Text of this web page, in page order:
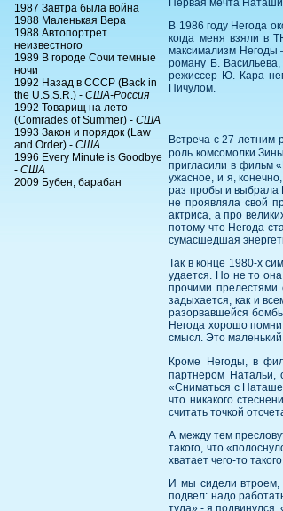
1987 Завтра была война
1988 Маленькая Вера
1988 Автопортрет
неизвестного
1989 В городе Сочи темные
ночи
1992 Назад в СССР (Back in
the U.S.S.R.) -США-Россия
1992 Товарищ на лето
(Comrades of Summer) -США
1993 Закон и порядок (Law
and Order) -США
1996 Every Minute is Goodbye
-США
2009 Бубен, барабан
Первая мечта
В 1986 году Негода
когда меня взяли в
максимализм Негоды
роману Б.
режиссер Ю. Кара
Пичулом.
Встреча с 27-летним
роль комсомолки
пригласили в фильм
ужасное, и я,
раз пробы и выбрала
не проявляла свой
актриса, а про
потому что Негода
сумасшедшая
Так в конце 1980-х
удается. Но не то
прочими
задыхается, как и
разорвавшейся
Негода хорошо
смысл. Это
Кроме Негоды, в
партнером Натальи,
«Сниматься с
что никакого
считать точкой
А между тем
такого, что
хватает чего-то
И мы сидели втроем,
подвел: надо